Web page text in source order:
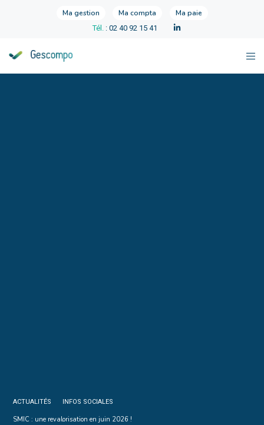
Ma gestion Ma compta Ma paie
Tél. : 02 40 92 15 41
ACTUALITÉS INFOS SOCIALES
SMIC : une revalorisation en juin 2026 !